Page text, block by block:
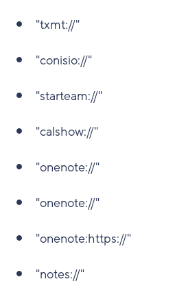
"txmt://"
"conisio://"
"starteam://"
"calshow://"
"onenote://"
"onenote://"
"onenote:https://"
"notes://"